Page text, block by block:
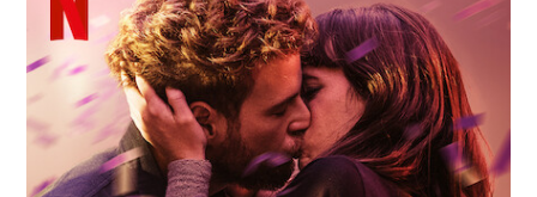
NETFLIX
RESEÑAS
ESPAÑOL